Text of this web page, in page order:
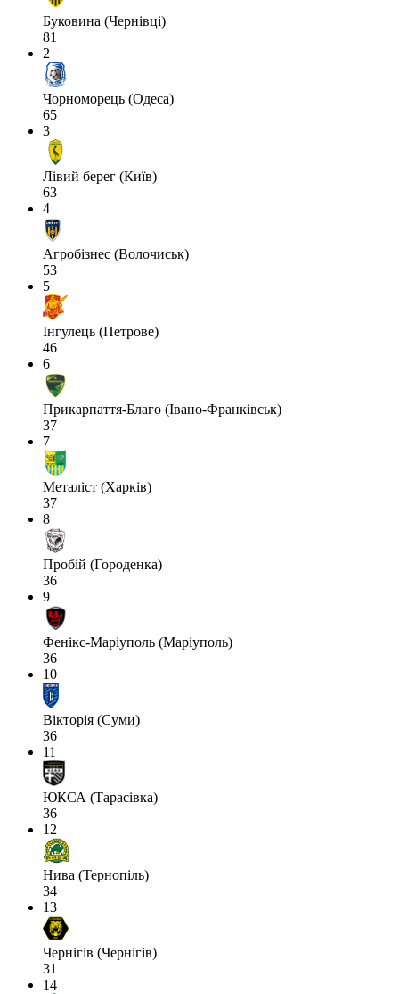
Буковина (Чернівці)
81
2
Чорноморець (Одеса)
65
3
Лівий берег (Київ)
63
4
Агробізнес (Волочиськ)
53
5
Інгулець (Петрове)
46
6
Прикарпаття-Благо (Івано-Франківськ)
37
7
Металіст (Харків)
37
8
Пробій (Городенка)
36
9
Фенікс-Маріуполь (Маріуполь)
36
10
Вікторія (Суми)
36
11
ЮКСА (Тарасівка)
36
12
Нива (Тернопіль)
34
13
Чернігів (Чернігів)
31
14